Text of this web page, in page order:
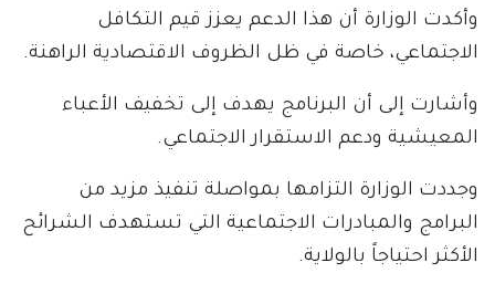
وأكدت الوزارة أن هذا الدعم يعزز قيم التكافل
الاجتماعي، خاصة في ظل الظروف الاقتصادية الراهنة.
وأشارت إلى أن البرنامج يهدف إلى تخفيف الأعباء
المعيشية ودعم الاستقرار الاجتماعي.
وجددت الوزارة التزامها بمواصلة تنفيذ مزيد من
البرامج والمبادرات الاجتماعية التي تستهدف الشرائح
الأكثر احتياجاً بالولاية.